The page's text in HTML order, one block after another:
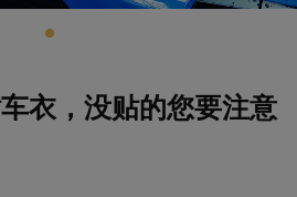
衣，没贴的您要注意